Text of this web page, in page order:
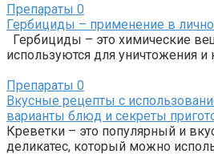
Препараты 0
Гербициды – применение в
Гербициды – это химические
используются для уничтожения и
Препараты 0
Вкусные рецепты с
варианты блюд и секреты
Креветки – это популярный и
деликатес, который можно